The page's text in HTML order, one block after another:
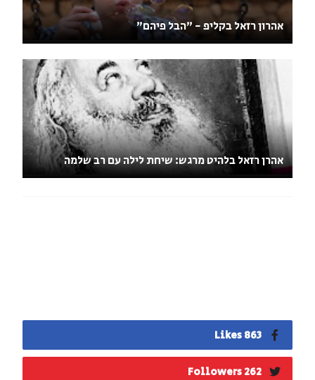
אהרון רזאל בקליפ - "הבל פיהם"
אהרן רזאל בלהיט מרגש: שיחת לילה עם רב שלמה
863 Likes
262 Followers